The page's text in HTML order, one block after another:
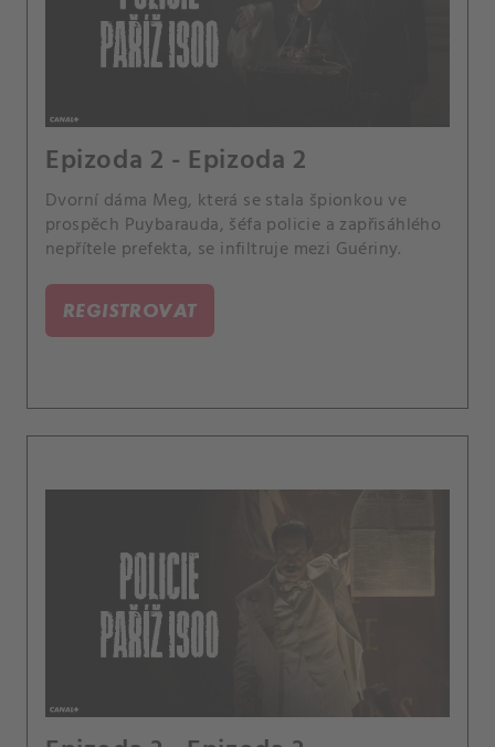
Epizoda 2 - Epizoda 2
Dvorní dáma Meg, která se stala špionkou ve
prospěch Puybarauda, šéfa policie a zapřisáhlého
nepřítele prefekta, se infiltruje mezi Guériny.
REGISTROVAT